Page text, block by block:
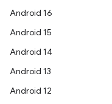
Android 16
Android 15
Android 14
Android 13
Android 12